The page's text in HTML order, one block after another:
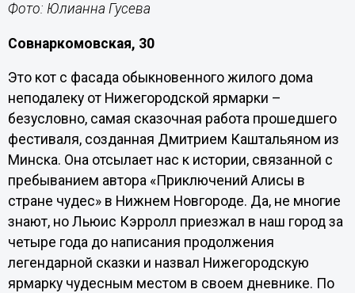
Фото: Юлианна Гусева
Совнаркомовская, 30
Это кот с фасада обыкновенного жилого дома
неподалеку от Нижегородской ярмарки –
безусловно, самая сказочная работа прошедшего
фестиваля, созданная Дмитрием Каштальяном из
Минска. Она отсылает нас к истории, связанной с
пребыванием автора «Приключений Алисы в
стране чудес» в Нижнем Новгороде. Да, не многие
знают, но Льюис Кэрролл приезжал в наш город за
четыре года до написания продолжения
легендарной сказки и назвал Нижегородскую
ярмарку чудесным местом в своем дневнике. По